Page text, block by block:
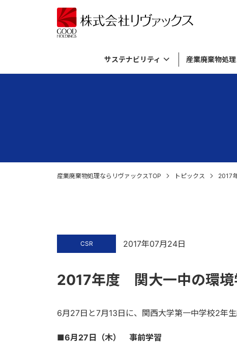
サステナビリティ 産業廃棄物処
各種廃材の処理
ロゴマークについて
産業廃棄物処理ならリヴァックスTOP トピックス 2017
2017年度 関大一中の環境
CSR 2017年07月24日
6月27日と7月13日に、関西大学第一中学校2年
■6月27日（木） 事前学習